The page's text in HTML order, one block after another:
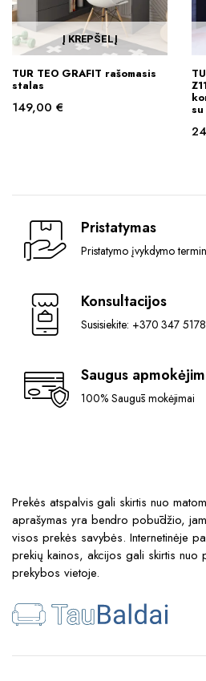
Į KREPŠELĮ
TUR TEO GRAFIT rašomasis
stalas
149,00 € su
Pristatymas
Pristatymo įvykdymo
Konsultacijos
Susisiekite: +370 347
Saugus
100% Saugūs mokėjimai
Prekės atspalvis gali skirtis nuo
aprašymas yra bendro pobūdžio,
visos prekės savybės. Internetinėje
prekių kainos, akcijos gali skirtis nuo
prekybos vietoje.